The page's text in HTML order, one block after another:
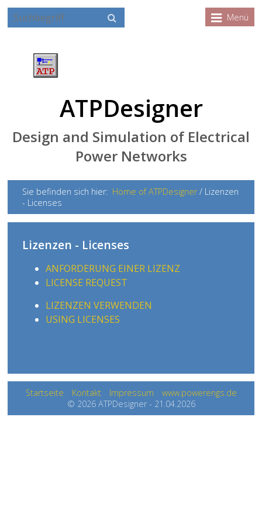
Menü
ATPDesigner
Design and Simulation of Electrical
Power Networks
Sie befinden sich hier: Home of ATPDesigner / Lizenzen
- Licenses
Lizenzen - Licenses
ANFORDERUNG EINER LIZENZ
LICENSE REQUEST
LIZENZEN VERWENDEN
USING LICENSES
Startseite Kontakt Impressum
www.powerengs.de
© 2026 ATPDesigner - 21.04.2026